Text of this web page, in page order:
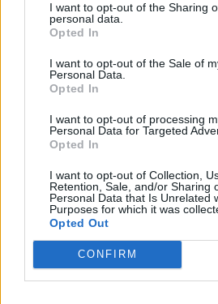
I want to opt-out of the Sharing
personal data.
Opted In
I want to opt-out of the Sale of
Personal Data.
Opted In
I want to opt-out of processing
Personal Data for Targeted
Opted In
I want to opt-out of Collection,
Retention, Sale, and/or Sharing
Personal Data that Is Unrelated
Purposes for which it was
Opted Out
CONFIRM
Χανιά: Μάχη
κύματα για
διάσωση
Συγκλονιστικό